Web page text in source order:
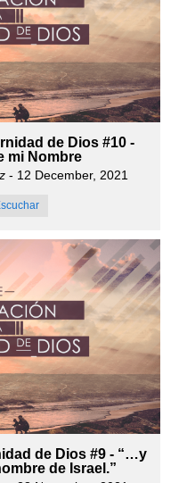
de Dios #10 -
mi Nombre
- 12 December, 2021
de Dios #9 - “…y
de Israel.”